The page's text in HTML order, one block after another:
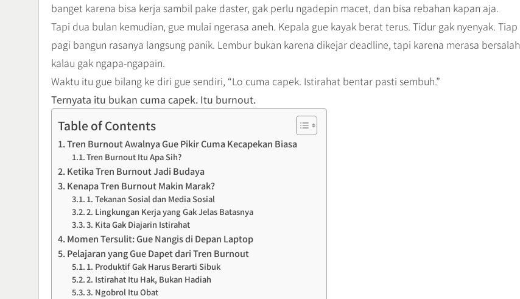
banget karena bisa kerja sambil pake daster, gak perlu ngadepin macet, dan bisa rebahan kapan aja.
Tapi dua bulan kemudian, gue mulai ngerasa aneh. Kepala gue kayak berat terus. Tidur gak nyenyak. Tiap
pagi bangun rasanya langsung panik. Lembur bukan karena dikejar deadline, tapi karena merasa bersalah
kalau gak ngapa-ngapain.
Waktu itu gue bilang ke diri gue sendiri, “Lo cuma capek. Istirahat bentar pasti sembuh.”
Ternyata itu bukan cuma capek. Itu burnout.
Table of Contents
Tren Burnout Awalnya Gue Pikir Cuma Kecapekan Biasa
Tren Burnout Itu Apa Sih?
Ketika Tren Burnout Jadi Budaya
Kenapa Tren Burnout Makin Marak?
1. Tekanan Sosial dan Media Sosial
2. Lingkungan Kerja yang Gak Jelas Batasnya
3. Kita Gak Diajarin Istirahat
Momen Tersulit: Gue Nangis di Depan Laptop
Pelajaran yang Gue Dapet dari Tren Burnout
1. Produktif Gak Harus Berarti Sibuk
2. Istirahat Itu Hak, Bukan Hadiah
3. Ngobrol Itu Obat